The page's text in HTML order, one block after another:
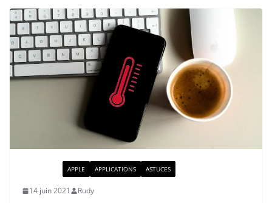
APPLE APPLICATIONS ASTUCES
14 juin 2021 Rudy